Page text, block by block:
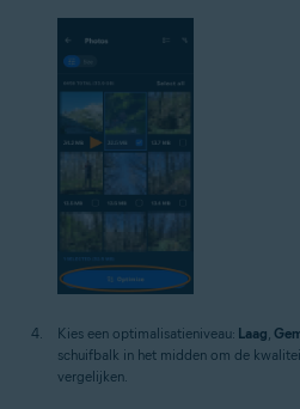
Kies een optimalisatieniveau: Laag,
schuifbalk in het midden om de
vergelijken.